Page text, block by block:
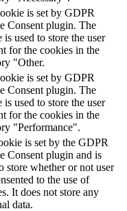
is set by GDPR
Consent plugin. The
is used to store the user
for the cookies in the
"Other.
is set by GDPR
Consent plugin. The
is used to store the user
for the cookies in the
"Performance".
is set by the GDPR
Consent plugin and is
store whether or not user
to the use of
It does not store any
data.